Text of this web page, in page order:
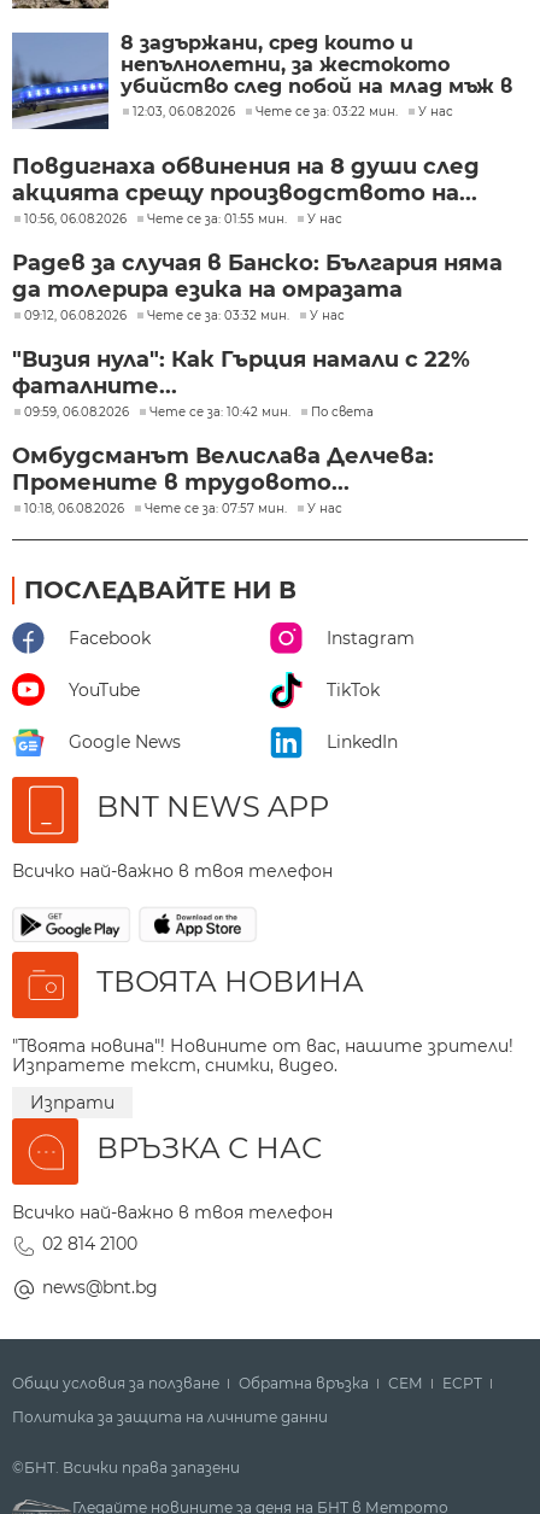
8 задържани, сред които и
непълнолетни, за жестокото
убийство след побой на млад мъж в
Пловдив
12:03, 06.08.2026 Чете се за: 03:22 мин. У нас
Повдигнаха обвинения на 8 души след
акцията срещу производството на...
10:56, 06.08.2026 Чете се за: 01:55 мин. У нас
Радев за случая в Банско: България няма
да толерира езика на омразата
09:12, 06.08.2026 Чете се за: 03:32 мин. У нас
"Визия нула": Как Гърция намали с 22%
фаталните...
09:59, 06.08.2026 Чете се за: 10:42 мин. По света
Омбудсманът Велислава Делчева:
Промените в трудовото...
10:18, 06.08.2026 Чете се за: 07:57 мин. У нас
ПОСЛЕДВАЙТЕ НИ В
Facebook Instagram
YouTube TikTok
Google News LinkedIn
BNT NEWS APP
Всичко най-важно в твоя телефон
ТВОЯТА НОВИНА
"Твоята новина"! Новините от вас, нашите зрители!
Изпратете текст, снимки, видео.
Изпрати
ВРЪЗКА С НАС
Всичко най-важно в твоя телефон
02 814 2100
news@bnt.bg
Общи условия за ползване Обратна връзка СЕМ
ECPT
Политика за защита на личните данни
©БНТ. Всички права запазени
Гледайте новините за деня на БНТ в Метрото